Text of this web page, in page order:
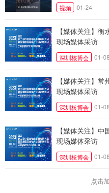
视频 01-24
【媒体关注】
现场媒体采访
深圳核博会 01-08
【媒体关注】
现场媒体采访
深圳核博会 01-08
【媒体关注】
现场媒体采访
深圳核博会 01-08
点击